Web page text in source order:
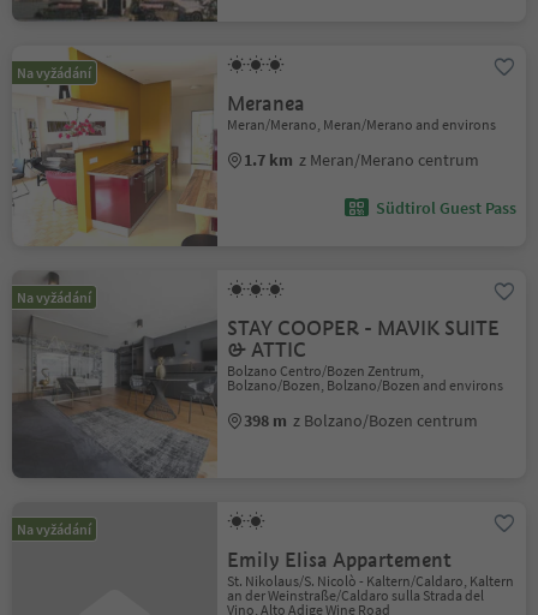
Na vyžádání
Meranea
Meran/Merano, Meran/Merano and environs
1.7 km z Meran/Merano centrum
Südtirol Guest Pass
Na vyžádání
STAY COOPER - MAVIK SUITE
& ATTIC
Bolzano Centro/Bozen Zentrum,
Bolzano/Bozen, Bolzano/Bozen and environs
398 m z Bolzano/Bozen centrum
Na vyžádání
Emily Elisa Appartement
St. Nikolaus/S. Nicolò - Kaltern/Caldaro, Kaltern
an der Weinstraße/Caldaro sulla Strada del
Vino, Alto Adige Wine Road